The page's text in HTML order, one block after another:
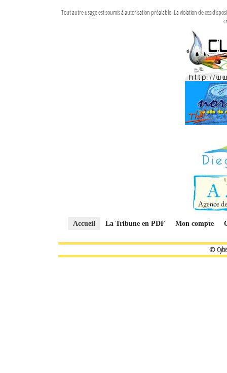
Tout autre usage est soumis à autorisation préalable. La violation de ces
Accueil La Tribune en PDF Mon compte
©